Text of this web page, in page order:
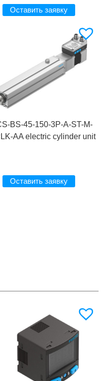
Оставить заявку
BS-45-150-3P-A-ST-M-
AA electric cylinder unit
Оставить заявку